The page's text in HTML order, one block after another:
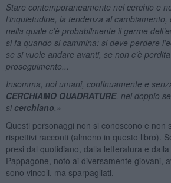
Stare contemporaneamente nel cerchio e
l’inquietudine, la tendenza al cambiamento,
nella quale c’è probabilmente il germe
si fa quando si cammina: si deve perdere
se si vuole andare avanti, se non c’è
proseguimento...
Insomma, noi umani, continuamente e
CERCHIAMO QUADRATURE, nel doppio
si cerchiano »
Questi personaggi non si conoscono e non
rispettivi racconti (almeno in questo libro).
presi dal quotidiano, dalla letteratura e
Pappagone, noto ai diversamente giovani,
sono vincoli, ma sparpagliati.